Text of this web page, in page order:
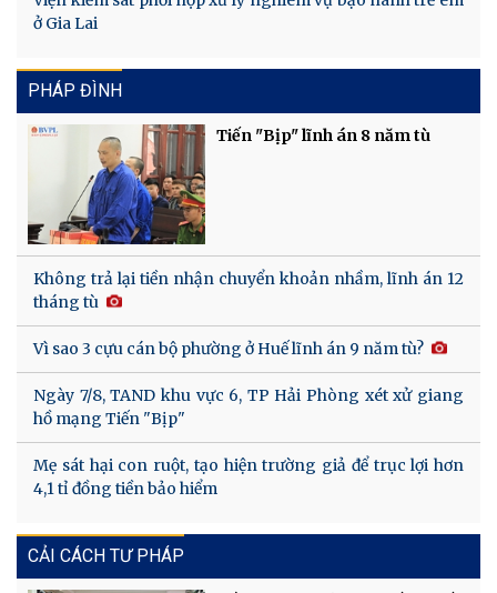
ở Gia Lai
PHÁP ĐÌNH
Tiến "Bịp" lĩnh án 8 năm tù
Không trả lại tiền nhận chuyển khoản nhầm, lĩnh án 12
tháng tù
Vì sao 3 cựu cán bộ phường ở Huế lĩnh án 9 năm tù?
Ngày 7/8, TAND khu vực 6, TP Hải Phòng xét xử giang
hồ mạng Tiến "Bịp"
Mẹ sát hại con ruột, tạo hiện trường giả để trục lợi hơn
4,1 tỉ đồng tiền bảo hiểm
CẢI CÁCH TƯ PHÁP